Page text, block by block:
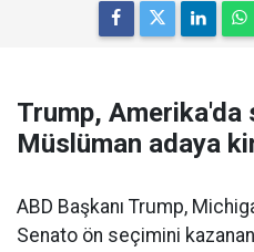
Trump, Amerika'da
Müslüman adaya
ABD Başkanı Trump,
Senato ön seçimini